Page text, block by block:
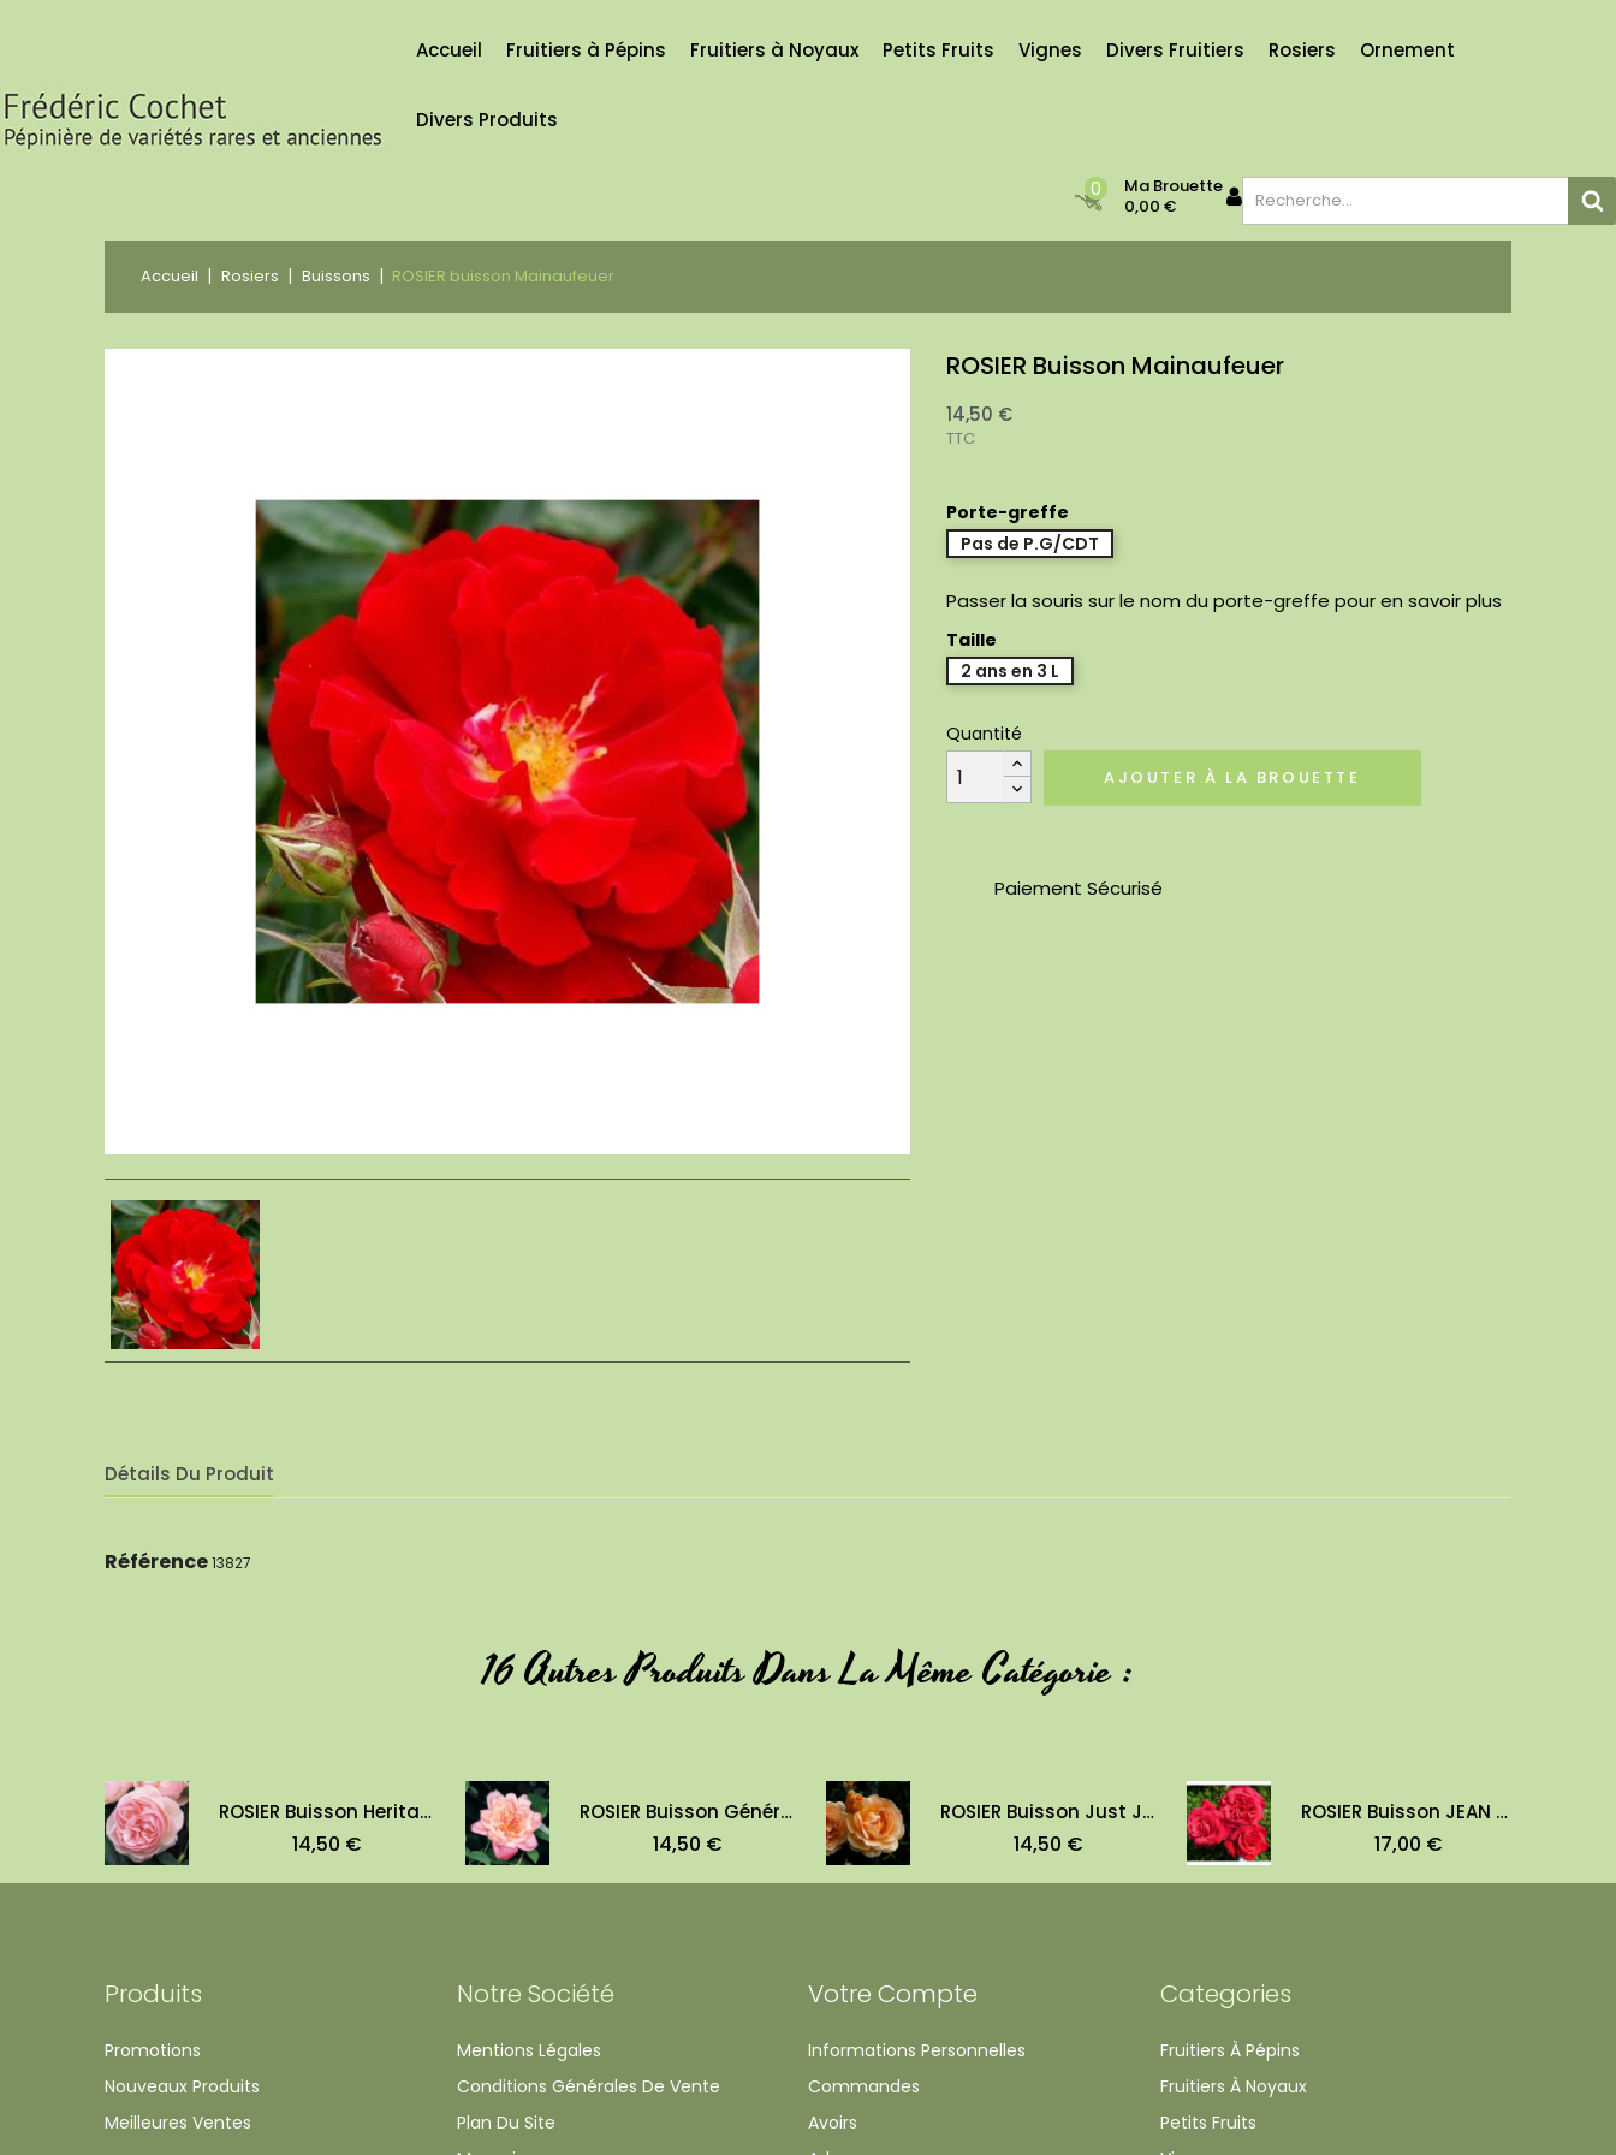
Accueil Fruitiers à Pépins Fruitiers à Noyaux Petits Fruits Vignes Divers Fruitiers Rosiers Ornement
Divers Produits
Ma Brouette
0
0,00 €
Accueil Rosiers Buissons ROSIER buisson Mainaufeuer
ROSIER Buisson Mainaufeuer
14,50 €
TTC
Porte-greffe
Pas de P.G/CDT
Passer la souris sur le nom du porte-greffe pour en savoir plus
Taille
2 ans en 3 L
Quantité
AJOUTER À LA BROUETTE
Paiement Sécurisé
Détails Du Produit
Référence13827
16 Autres Produits Dans La Même Catégorie :
ROSIER Buisson Heritage
14,50 €
ROSIER Buisson Général Schablikine
14,50 €
ROSIER Buisson Just Joey
14,50 €
ROSIER Buisson JEAN SABLON
17,00 €
Produits
Promotions
Nouveaux Produits
Meilleures Ventes
Notre Société
Mentions Légales
Conditions Générales De Vente
Plan Du Site
Votre Compte
Informations Personnelles
Commandes
Avoirs
Categories
Fruitiers À Pépins
Fruitiers À Noyaux
Petits Fruits